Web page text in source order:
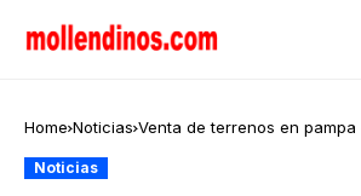
Home Noticias Venta de terrenos en pampa
Noticias